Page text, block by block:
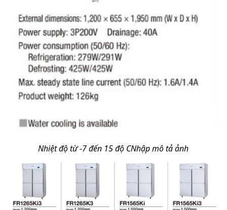
Nhiệt độ từ -7 đến 15 độ CNhập mô tả ảnh